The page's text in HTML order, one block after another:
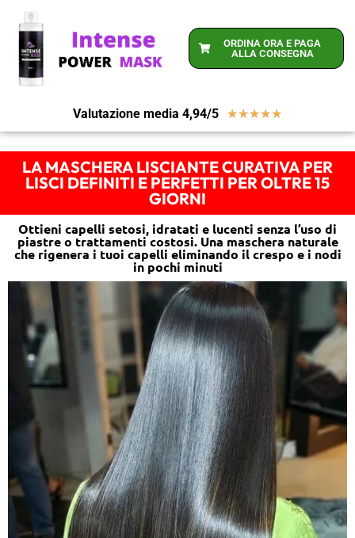
ORDINA ORA E PAGA
ALLA CONSEGNA
Valutazione media 4,94/5 ★★★★★
LA MASCHERA LISCIANTE CURATIVA PER
LISCI DEFINITI E PERFETTI PER OLTRE 15
GIORNI
Ottieni capelli setosi, idratati e lucenti senza l’uso di
piastre o trattamenti costosi. Una maschera naturale
che rigenera i tuoi capelli eliminando il crespo e i nodi
in pochi minuti